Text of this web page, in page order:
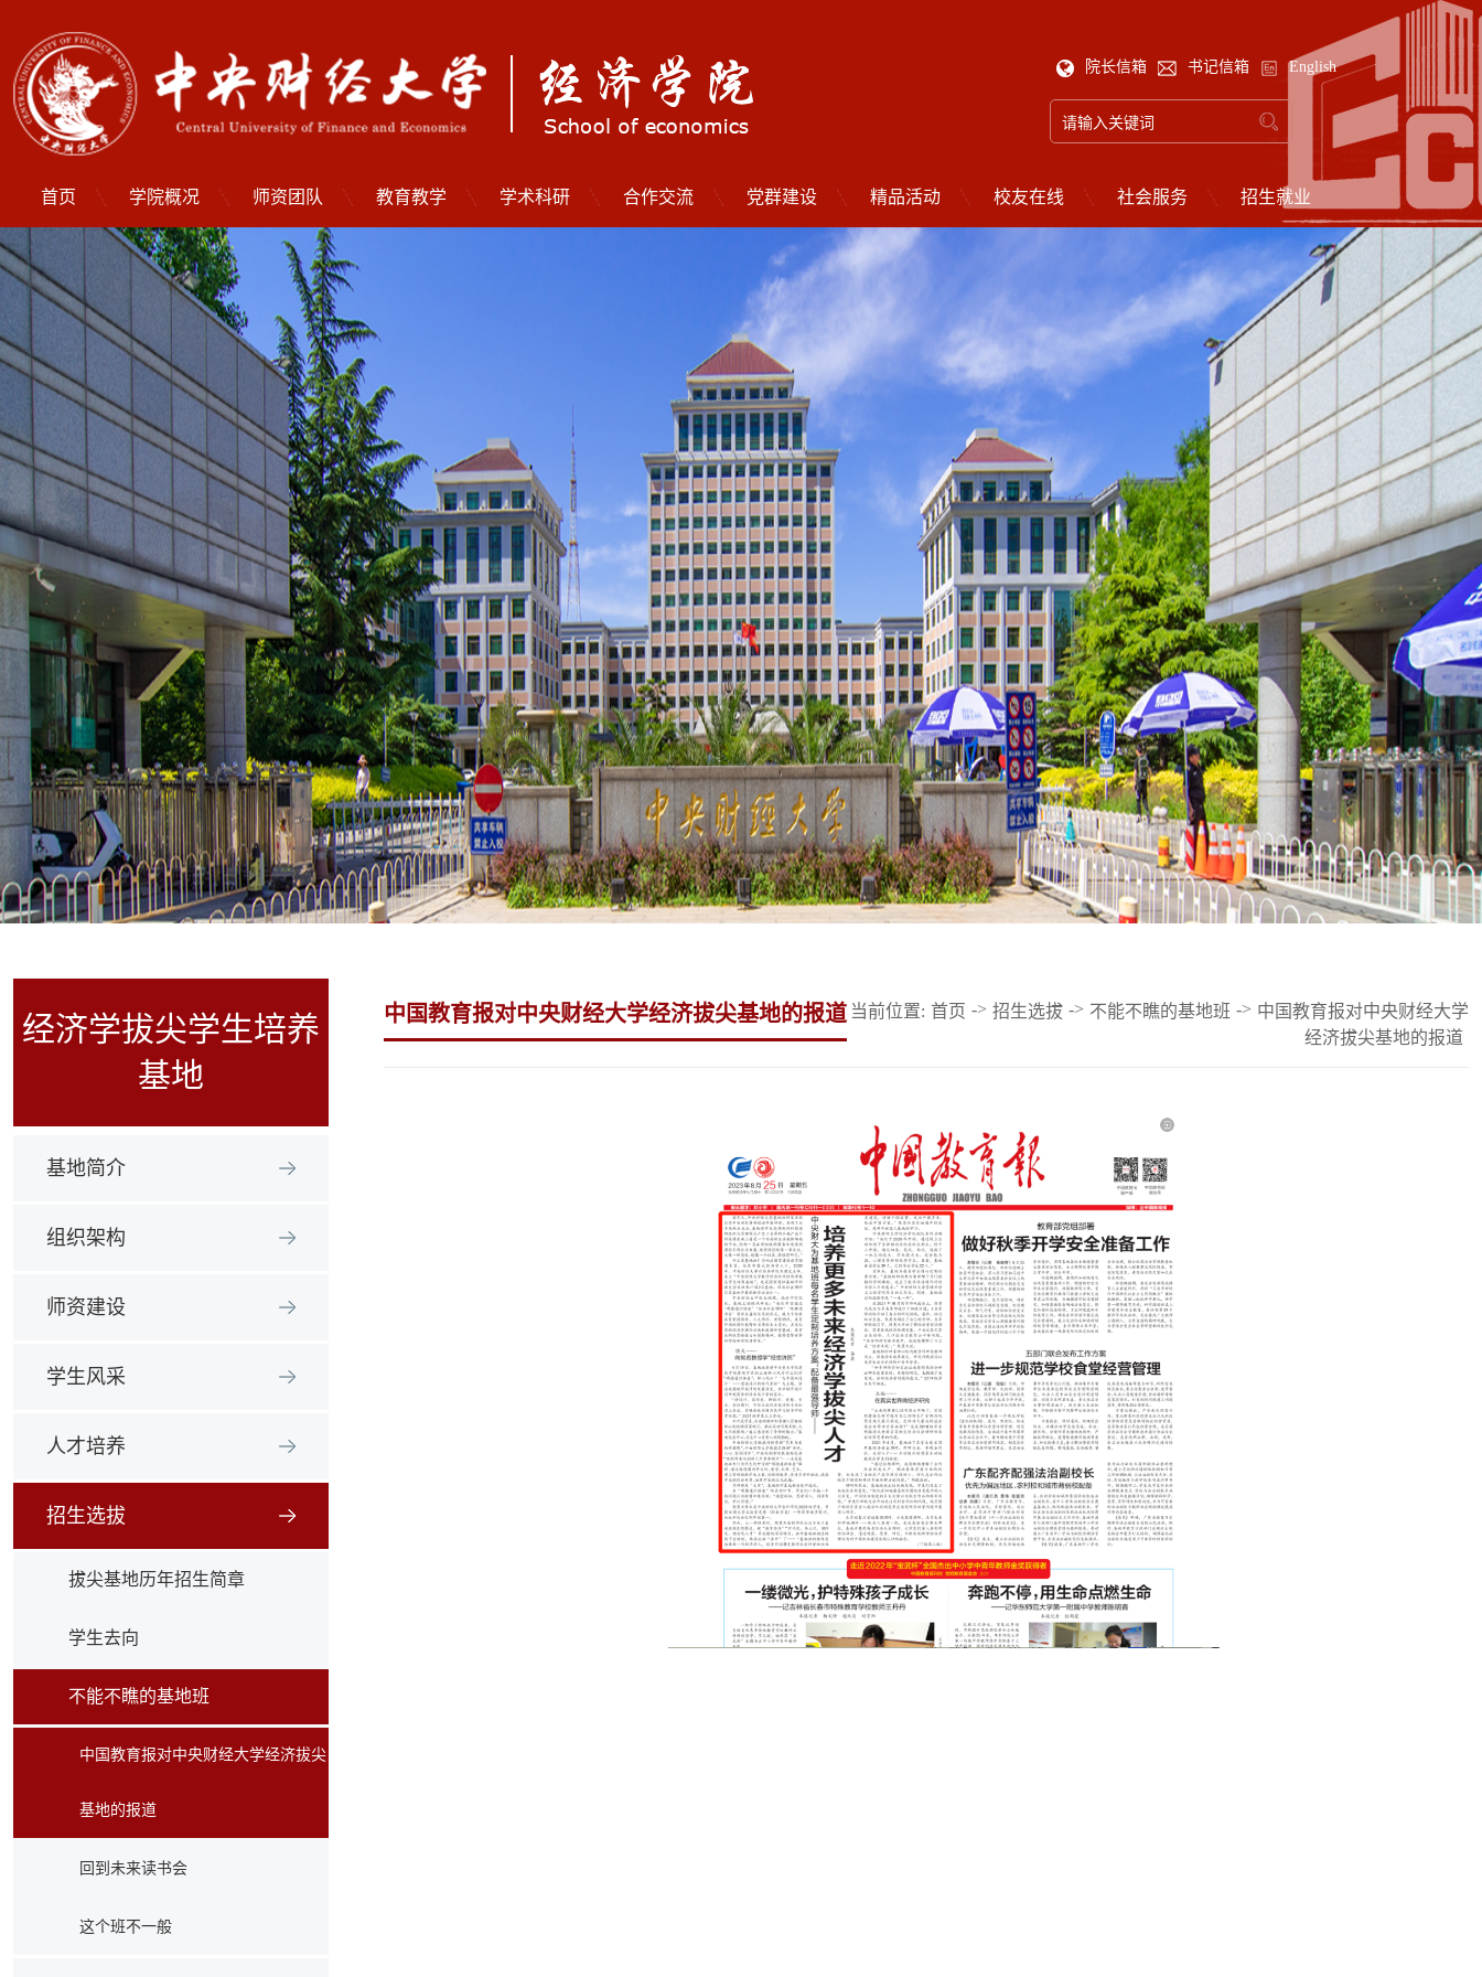
院长信箱 书记信箱 English
首页 学院概况 师资团队 教育教学 学术科研 合作交流 党群建设 精品活动 校友在线 社会服务 招生就业
经济学拔尖学生培养
基地
基地简介
组织架构
师资建设
学生风采
人才培养
招生选拔
拔尖基地历年招生简章
学生去向
不能不瞧的基地班
中国教育报对中央财经大学经济拔尖
基地的报道
回到未来读书会
这个班不一般
中国教育报对中央财经大学经济拔尖基地的报道 当前位置: 首页 -> 招生选拔 -> 不能不瞧的基地班 -> 中国教育报对中央财经大学
经济拔尖基地的报道